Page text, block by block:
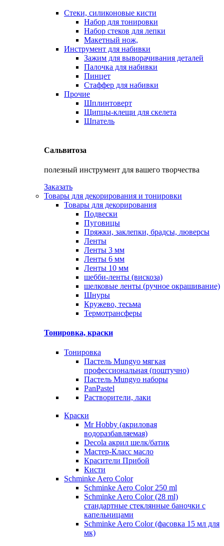
Стеки, силиконовые кисти
Набор для тонировки
Набор стеков для лепки
Макетный нож,
Инструмент для набивки
Зажим для выворачивания деталей
Палочка для набивки
Пинцет
Стаффер для набивки
Прочие
Шплинтоверт
Щипцы-клещи для скелета
Шпатель
Сальвитоза
полезный инструмент для вашего творчества
Заказать
Товары для декорирования и тонировки
Товары для декорирования
Подвески
Пуговицы
Пряжки, заклепки, брадсы, люверсы
Ленты
Ленты 3 мм
Ленты 6 мм
Ленты 10 мм
шебби-ленты (вискоза)
шелковые ленты (ручное окрашивание)
Шнуры
Кружево, тесьма
Термотрансферы
Тонировка, краски
Тонировка
Пастель Mungyo мягкая
профессиональная (поштучно)
Пастель Mungyo наборы
PanPastel
Растворители, лаки
Краски
Mr Hobby (акриловая
водоразбавляемая)
Decola акрил шелк/батик
Мастер-Класс масло
Красители Прибой
Кисти
Schminke Aero Color
Schminke Aero Color 250 ml
Schminke Aero Color (28 ml)
стандартные стеклянные баночки с
капельницами
Schminke Aero Color (фасовка 15 мл для
мк)